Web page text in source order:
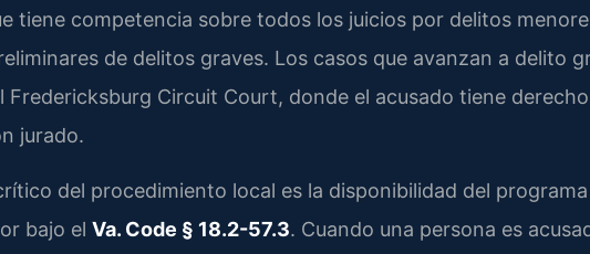
tiene competencia sobre todos los juicios por delitos
de delitos graves. Los casos que avanzan a delito
Fredericksburg Circuit Court, donde el acusado tiene
jurado.
del procedimiento local es la disponibilidad del
bajo el Va. Code § 18.2-57.3. Cuando una persona es